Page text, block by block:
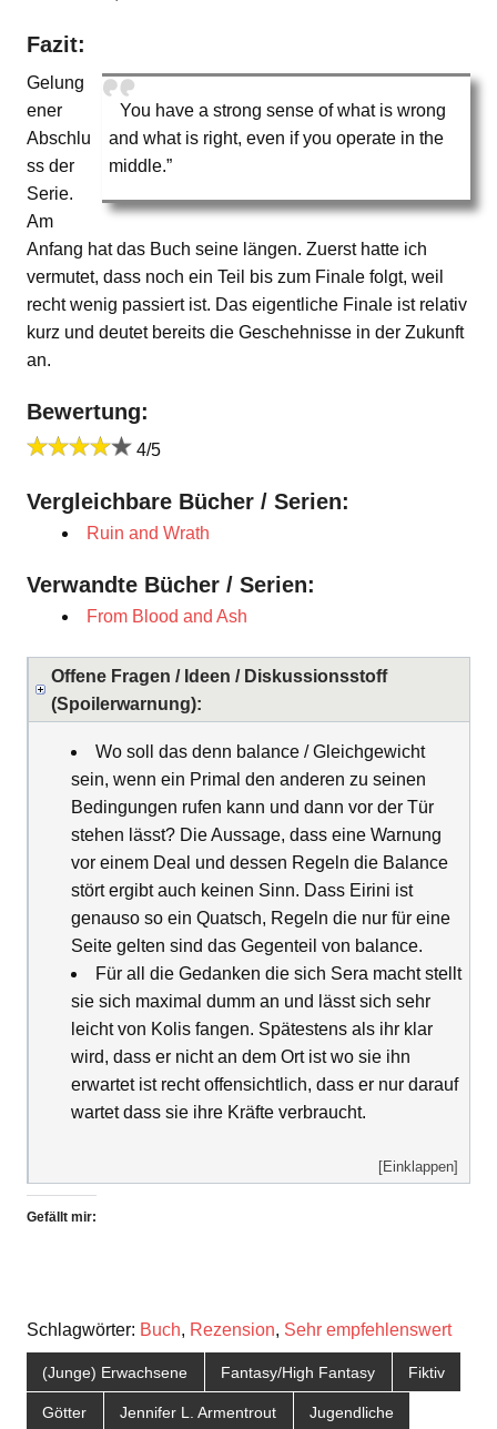
Fazit:
You have a strong sense of what is wrong
and what is right, even if you operate in the
middle.”
Gelung
ener
Abschlu
ss der
Serie.
Am
Anfang hat das Buch seine längen. Zuerst hatte ich
vermutet, dass noch ein Teil bis zum Finale folgt, weil
recht wenig passiert ist. Das eigentliche Finale ist relativ
kurz und deutet bereits die Geschehnisse in der Zukunft
an.
Bewertung:
4/5
Vergleichbare Bücher / Serien:
Ruin and Wrath
Verwandte Bücher / Serien:
From Blood and Ash
Offene Fragen / Ideen / Diskussionsstoff
(Spoilerwarnung):
Wo soll das denn balance / Gleichgewicht
sein, wenn ein Primal den anderen zu seinen
Bedingungen rufen kann und dann vor der Tür
stehen lässt? Die Aussage, dass eine Warnung
vor einem Deal und dessen Regeln die Balance
stört ergibt auch keinen Sinn. Dass Eirini ist
genauso so ein Quatsch, Regeln die nur für eine
Seite gelten sind das Gegenteil von balance.
Für all die Gedanken die sich Sera macht stellt
sie sich maximal dumm an und lässt sich sehr
leicht von Kolis fangen. Spätestens als ihr klar
wird, dass er nicht an dem Ort ist wo sie ihn
erwartet ist recht offensichtlich, dass er nur darauf
wartet dass sie ihre Kräfte verbraucht.
[Einklappen]
Gefällt mir:
Schlagwörter: Buch, Rezension, Sehr empfehlenswert
(Junge) Erwachsene Fantasy/High Fantasy Fiktiv
Götter Jennifer L. Armentrout Jugendliche